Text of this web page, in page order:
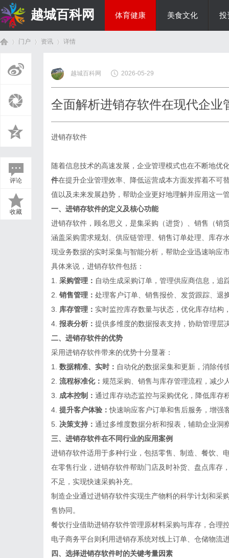
越城百科网 体育健康 美食文化 投
门户 资讯
›
详情
评论
收藏
越城百科网 2026-05-29
全面解析进销存软件在现代企业
进销存软件
随着信息技术的高速发展，企业管理模式也在不断地优
件在提升企业管理效率、降低运营成本方面发挥着不可
值以及未来发展趋势，帮助企业更好地理解并应用这一
一、进销存软件的定义及核心功能
进销存软件，顾名思义，是集采购（进货）、销售（销
涵盖采购需求规划、供应链管理、销售订单处理、库存
现业务数据的实时采集与智能分析，帮助企业迅速响应
具体来说，进销存软件包括：
1. 采购管理： 自动生成采购订单，管理供应商信息，追
2. 销售管理： 处理客户订单、销售报价、发货跟踪、退
3.
库存管理： 实时监控库存数量与状态，优化库存结构
4. 报表分析： 提供多维度的数据报表支持，协助管理层
二、进销存软件的优势
采用进销存软件带来的优势十分显著：
1. 数据精准、实时： 自动化的数据采集和更新，消除传
2. 流程标准化： 规范采购、销售与库存管理流程，减少
3. 成本控制： 通过库存动态监控与采购优化，降低库存
4. 提升客户体验：快速响应客户订单和售后服务，增强
5. 决策支持： 通过多维度数据分析和报表，辅助企业洞
三、进销存软件在不同行业的应用案例
进销存软件适用于多种行业，包括零售、制造、餐饮、
在零售行业，进销存软件帮助门店及时补货、盘点库存
不足，实现快速采购补充。
制造企业通过进销存软件实现生产物料的科学计划和采
售协同。
餐饮行业借助进销存软件管理原材料采购与库存，合理
电子商务平台则利用进销存系统对线上订单、仓储物流
四、选择进销存软件时的关键考量因素